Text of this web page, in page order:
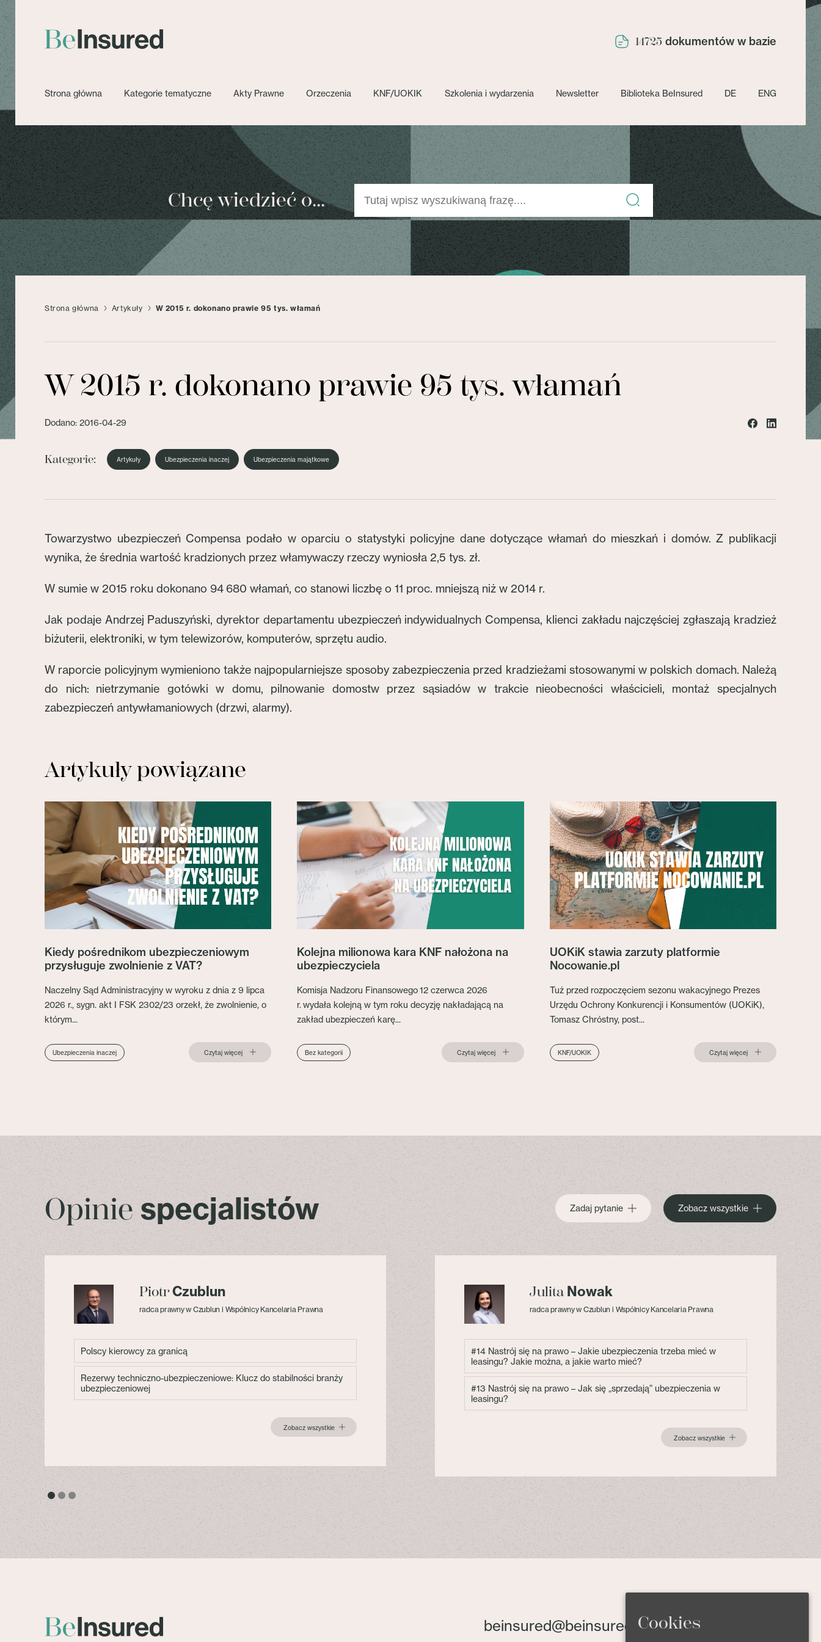
14725 dokumentów w bazie
Strona główna Kategorie tematyczne Akty Prawne Orzeczenia KNF/UOKIK Szkolenia i wydarzenia Newsletter Biblioteka BeInsured DE ENG
Chcę wiedzieć o...
Strona główna Artykuły W 2015 r. dokonano prawie 95 tys. włamań
W 2015 r. dokonano prawie 95 tys. włamań
Dodano: 2016-04-29
Kategorie: Artykuły Ubezpieczenia inaczej Ubezpieczenia majątkowe
Towarzystwo ubezpieczeń Compensa podało w oparciu o statystyki policyjne dane dotyczące włamań do mieszkań i domów. Z publikacji
wynika, że średnia wartość kradzionych przez włamywaczy rzeczy wyniosła 2,5 tys. zł.
W sumie w 2015 roku dokonano 94 680 włamań, co stanowi liczbę o 11 proc. mniejszą niż w 2014 r.
Jak podaje Andrzej Paduszyński, dyrektor departamentu ubezpieczeń indywidualnych Compensa, klienci zakładu najczęściej zgłaszają kradzież
biżuterii, elektroniki, w tym telewizorów, komputerów, sprzętu audio.
W raporcie policyjnym wymieniono także najpopularniejsze sposoby zabezpieczenia przed kradzieżami stosowanymi w polskich domach. Należą
do nich: nietrzymanie gotówki w domu, pilnowanie domostw przez sąsiadów w trakcie nieobecności właścicieli, montaż specjalnych
zabezpieczeń antywłamaniowych (drzwi, alarmy).
Artykuły powiązane
Kiedy pośrednikom ubezpieczeniowym
przysługuje zwolnienie z VAT?
Naczelny Sąd Administracyjny w wyroku z dnia z 9 lipca
2026 r., sygn. akt I FSK 2302/23 orzekł, że zwolnienie, o
którym...
Ubezpieczenia inaczej Czytaj więcej
Kolejna milionowa kara KNF nałożona na
ubezpieczyciela
Komisja Nadzoru Finansowego 12 czerwca 2026
r. wydała kolejną w tym roku decyzję nakładającą na
zakład ubezpieczeń karę...
Bez kategorii Czytaj więcej
UOKiK stawia zarzuty platformie
Nocowanie.pl
Tuż przed rozpoczęciem sezonu wakacyjnego Prezes
Urzędu Ochrony Konkurencji i Konsumentów (UOKiK),
Tomasz Chróstny, post...
KNF/UOKIK Czytaj więcej
Opinie specjalistów Zadaj pytanie Zobacz wszystkie
PiotrCzublun
radca prawny w Czublun i Wspólnicy Kancelaria Prawna
Polscy kierowcy za granicą
Rezerwy techniczno-ubezpieczeniowe: Klucz do stabilności branży
ubezpieczeniowej
Zobacz wszystkie
Julita Nowak
radca prawny w Czublun i Wspólnicy Kancelaria Prawna
#14 Nastrój się na prawo – Jakie ubezpieczenia trzeba mieć w
leasingu? Jakie można, a jakie warto mieć?
#13 Nastrój się na prawo – Jak się „sprzedają” ubezpieczenia w
leasingu?
Zobacz wszystkie
beinsured@beinsured.plCookies